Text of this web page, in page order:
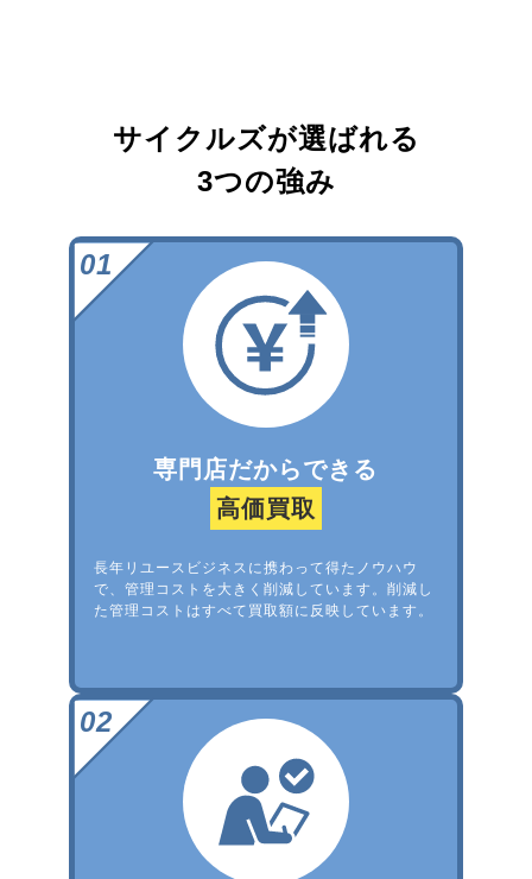
サイクルズが選ばれる
3つの強み
専門店だからできる
高価買取
長年リユースビジネスに携わって得たノウハウ
で、管理コストを大きく削減しています。削減し
た管理コストはすべて買取額に反映しています。